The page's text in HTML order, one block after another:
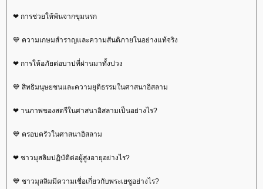
❤ การช่วยให้พ้นจากขุมนรก
💙 ความเกษมสำราญและความสันติภายในอย่างแท้จริง
❤ การให้อภัยต่อบาปที่ผ่านมาทั้งปวง
💙 สิทธิมนุษยชนและความยุติธรรมในศาสนาอิสลาม
❤ านภาพของสตรีในศาสนาอิสลามเป็นอย่างไร?
💙 ครอบครัวในศาสนาอิสลาม
❤ ชาวมุสลิมปฏิบัติต่อผู้สูงอายุอย่างไร?
💙 ชาวมุสลิมมีความเชื่อเกี่ยวกับพระเยซูอย่างไร?